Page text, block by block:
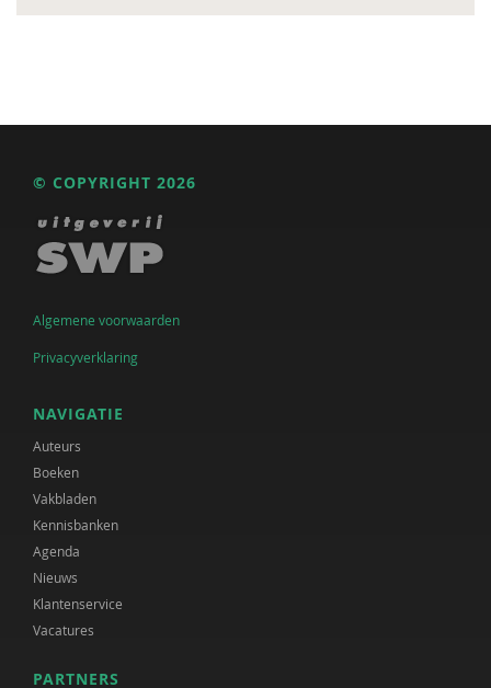
© COPYRIGHT 2026
Algemene voorwaarden
Privacyverklaring
NAVIGATIE
Auteurs
Boeken
Vakbladen
Kennisbanken
Agenda
Nieuws
Klantenservice
Vacatures
PARTNERS